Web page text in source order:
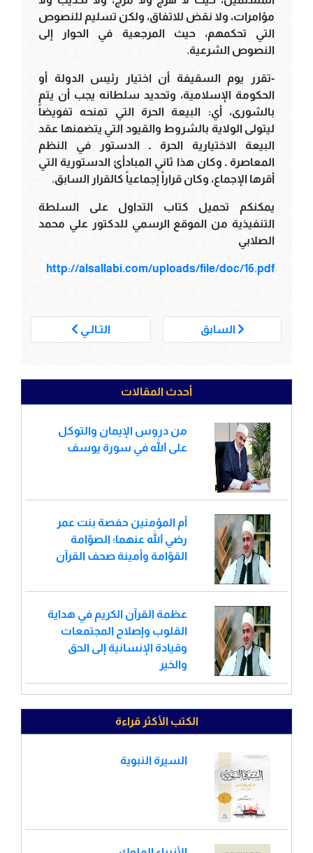
مؤامرات، ولا نقض للاتفاق، ولكن تسليم للنصوص
التي تحكمهم، حيث المرجعية في الحوار إلى
النصوص الشرعية.
-تقرر يوم السقيفة أن اختيار رئيس الدولة أو
الحكومة الإسلامية، وتحديد سلطانه يجب أن يتم
بالشورى، أي: البيعة الحرة التي تمنحه تفويضاً
ليتولى الولاية بالشروط والقيود التي يتضمنها عقد
البيعة الاختيارية الحرة ـ الدستور في النظم
المعاصرة ـ وكان هذا ثاني المبادأئ الدستورية التي
أقرها الإجماع، وكان قراراً إجماعياً كالقرار السابق.
يمكنكم تحميل كتاب التداول على السلطة
التنفيذية من الموقع الرسمي للدكتور علي محمد
الصلابي
http://alsallabi.com/uploads/file/doc/16.pdf
السابق التـالـي
أحدث المقالات
من دروس الإيمان والتوكل
على الله في سورة يوسف
أم المؤمنين حفصة بنت عمر
رضي الله عنهما؛ الصوّامة
القوّامة وأمينة صحف القرآن
عظمة القرآن الكريم في هداية
القلوب وإصلاح المجتمعات
وقيادة الإنسانية إلى الحق
والخير
الكتب الأكثر قراءة
السيرة النبوية